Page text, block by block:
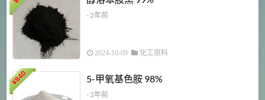
- 2年前
2024-10-09 化工原料
¥
840 5-甲氧基色胺 98%
- 2年前